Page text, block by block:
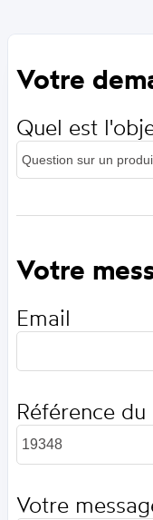
Votre
Quel est
Votre
Email
Référence
Votre